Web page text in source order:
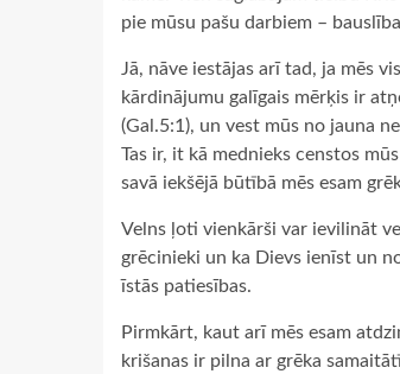
pie mūsu pašu darbiem –
Jā, nāve iestājas arī tad, ja mēs
kārdinājumu galīgais mērķis ir
(Gal.5:1), un vest mūs no jauna
Tas ir, it kā mednieks censtos
savā iekšējā būtībā mēs esam
Velns ļoti vienkārši var ievilināt
grēcinieki un ka Dievs ienīst un
īstās patiesības.
Pirmkārt, kaut arī mēs esam
krišanas ir pilna ar grēka